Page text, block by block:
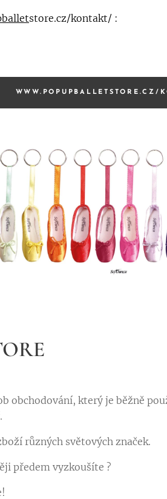
store.cz/kontakt/ :
WWW.POPUPBALLETSTORE.CZ/
obchodování, který je běžně
různých světových značek.
předem vyzkoušíte ?